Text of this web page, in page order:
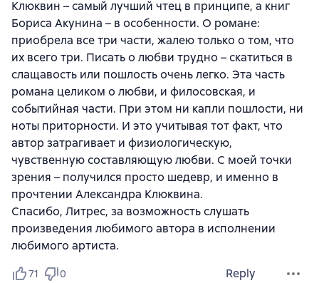
Клюквин – самый лучший чтец в принципе, а книг
Бориса Акунина – в особенности. О романе:
приобрела все три части, жалею только о том, что
их всего три. Писать о любви трудно – скатиться в
слащавость или пошлость очень легко. Эта часть
романа целиком о любви, и филосовская, и
событийная части. При этом ни капли пошлости, ни
ноты приторности. И это учитывая тот факт, что
автор затрагивает и физиологическую,
чувственную составляющую любви. С моей точки
зрения – получился просто шедевр, и именно в
прочтении Александра Клюквина.
Спасибо, Литрес, за возможность слушать
произведения любимого автора в исполнении
любимого артиста.
71 0 Reply